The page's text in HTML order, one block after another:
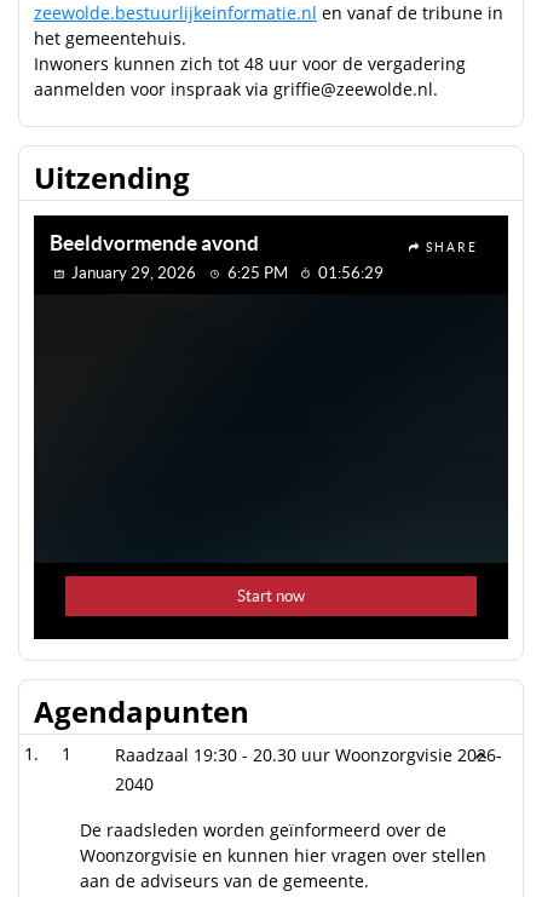
zeewolde.bestuurlijkeinformatie.nl en vanaf de tribune in
het gemeentehuis.
Inwoners kunnen zich tot 48 uur voor de vergadering
aanmelden voor inspraak via griffie@zeewolde.nl.
Uitzending
Agendapunten
1
Raadzaal 19:30 - 20.30 uur Woonzorgvisie 2026-
2040
De raadsleden worden geïnformeerd over de
Woonzorgvisie en kunnen hier vragen over stellen
aan de adviseurs van de gemeente.